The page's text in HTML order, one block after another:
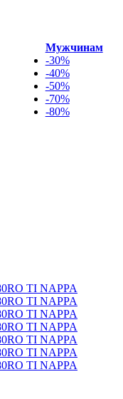
Мужчинам
-30%
-40%
-50%
-70%
-80%